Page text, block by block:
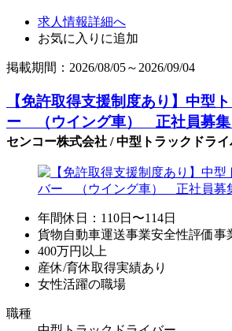
求人情報詳細へ
お気に入りに追加
掲載期間：2026/08/05～2026/09/04
【免許取得支援制度あり】中型
ー （ウイング車） 正社員
センコー株式会社 / 中型トラックドラ
年間休日：110日〜114日
貨物自動車運送事業安全性評価事
400万円以上
産休/育休取得実績あり
女性活躍の職場
職種